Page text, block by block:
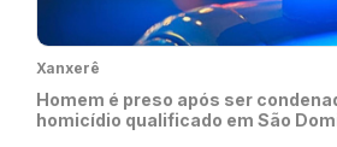
Xanxerê
Homem é preso após ser
homicídio qualificado em São